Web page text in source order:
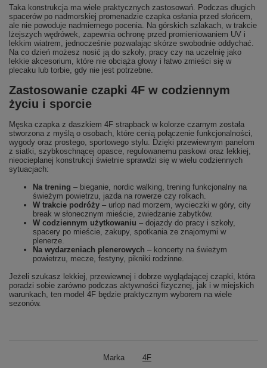
Taka konstrukcja ma wiele praktycznych zastosowań. Podczas długich
spacerów po nadmorskiej promenadzie czapka osłania przed słońcem,
ale nie powoduje nadmiernego pocenia. Na górskich szlakach, w trakcie
lżejszych wędrówek, zapewnia ochronę przed promieniowaniem UV i
lekkim wiatrem, jednocześnie pozwalając skórze swobodnie oddychać.
Na co dzień możesz nosić ją do szkoły, pracy czy na uczelnię jako
lekkie akcesorium, które nie obciąża głowy i łatwo zmieści się w
plecaku lub torbie, gdy nie jest potrzebne.
Zastosowanie czapki 4F w codziennym
życiu i sporcie
Męska czapka z daszkiem 4F strapback w kolorze czarnym została
stworzona z myślą o osobach, które cenią połączenie funkcjonalności,
wygody oraz prostego, sportowego stylu. Dzięki przewiewnym panelom
z siatki, szybkoschnącej opasce, regulowanemu paskowi oraz lekkiej,
nieocieplanej konstrukcji świetnie sprawdzi się w wielu codziennych
sytuacjach:
Na trening – bieganie, nordic walking, trening funkcjonalny na
świeżym powietrzu, jazda na rowerze czy rolkach.
W trakcie podróży – urlop nad morzem, wycieczki w góry, city
break w słonecznym mieście, zwiedzanie zabytków.
W codziennym użytkowaniu – dojazdy do pracy i szkoły,
spacery po mieście, zakupy, spotkania ze znajomymi w
plenerze.
Na wydarzeniach plenerowych – koncerty na świeżym
powietrzu, mecze, festyny, pikniki rodzinne.
Jeżeli szukasz lekkiej, przewiewnej i dobrze wyglądającej czapki, która
poradzi sobie zarówno podczas aktywności fizycznej, jak i w miejskich
warunkach, ten model 4F będzie praktycznym wyborem na wiele
sezonów.
Marka 4F